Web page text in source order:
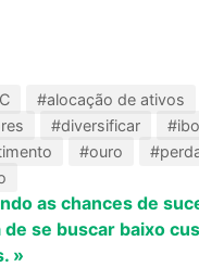
#alocação de ativos
#diversificar
#ouro
as chances de
se buscar baixo
»